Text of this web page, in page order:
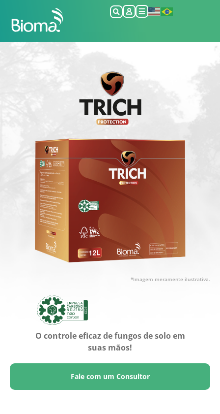
*Imagem meramente ilustrativa.
O controle eficaz de fungos de solo em
suas mãos!
Fale com um Consultor